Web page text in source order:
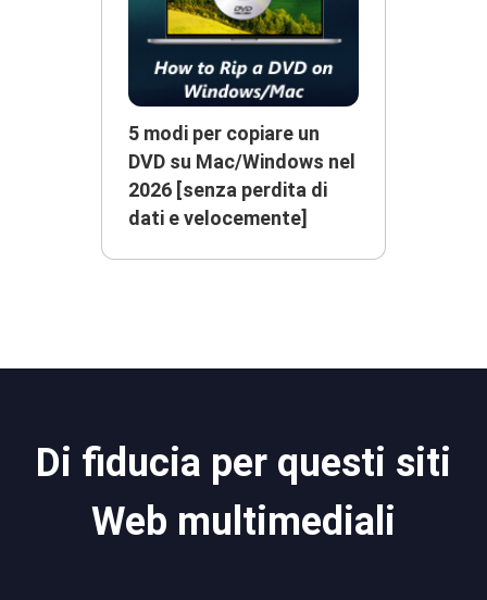
5 modi per copiare un
DVD su Mac/Windows nel
2026 [senza perdita di
dati e velocemente]
Di fiducia per questi siti
Web multimediali